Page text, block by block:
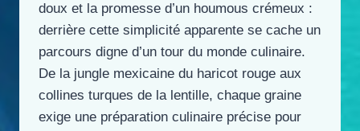
doux et la promesse d’un houmous crémeux :
derrière cette simplicité apparente se cache un
parcours digne d’un tour du monde culinaire.
De la jungle mexicaine du haricot rouge aux
collines turques de la lentille, chaque graine
exige une préparation culinaire précise pour